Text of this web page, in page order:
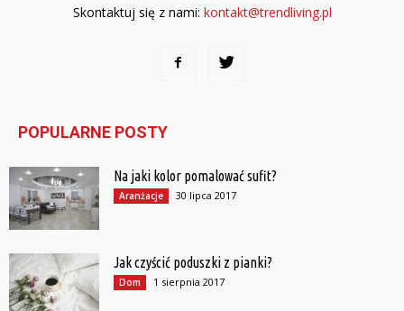
Skontaktuj się z nami: kontakt@trendliving.pl
POPULARNE POSTY
Na jaki kolor pomalować sufit?
Aranżacje 30 lipca 2017
Jak czyścić poduszki z pianki?
Dom 1 sierpnia 2017